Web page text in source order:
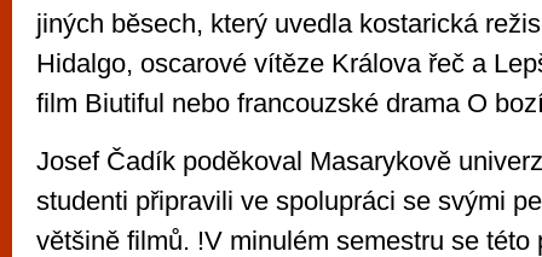
jiných běsech, který uvedla kostarická
Hidalgo, oscarové vítěze Králova řeč a
film Biutiful nebo francouzské drama O
Josef Čadík poděkoval Masarykově
studenti připravili ve spolupráci se svými
většině filmů. !V minulém semestru se této